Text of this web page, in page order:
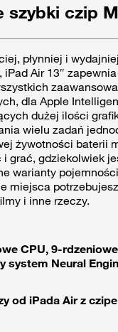
szybki czip
płynniej i
iPad Air 13″
dla Apple
dużej ilości
wielu zadań
żywotności baterii
i grać, gdziekolwiek
warianty
miejsca
i inne rzeczy.
CPU, 9-
system Neural
od iPada Air z